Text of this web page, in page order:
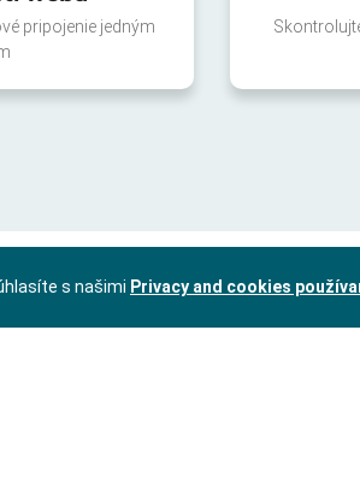
pripojenie jedným
s našimi Privacy and cookies